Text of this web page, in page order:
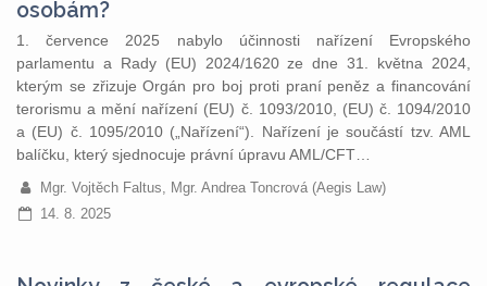
osobám?
1. července 2025 nabylo účinnosti nařízení Evropského
parlamentu a Rady (EU) 2024/1620 ze dne 31. května 2024,
kterým se zřizuje Orgán pro boj proti praní peněz a financování
terorismu a mění nařízení (EU) č. 1093/2010, (EU) č. 1094/2010
a (EU) č. 1095/2010 („Nařízení“). Nařízení je součástí tzv. AML
balíčku, který sjednocuje právní úpravu AML/CFT…
Mgr. Vojtěch Faltus, Mgr. Andrea Toncrová (Aegis Law)
14. 8. 2025